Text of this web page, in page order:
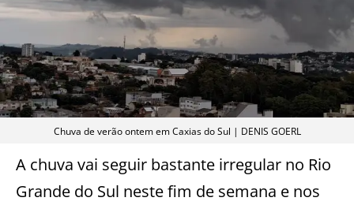
Chuva de verão ontem em Caxias do Sul | DENIS GOERL
A chuva vai seguir bastante irregular no Rio
Grande do Sul neste fim de semana e nos